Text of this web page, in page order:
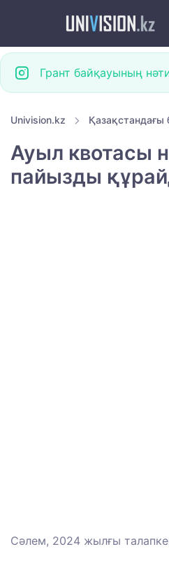
Грант байқауының
Univision.kz Қазақстандағы
Ауыл квотасы
пайызды
Сәлем, 2024 жылғы